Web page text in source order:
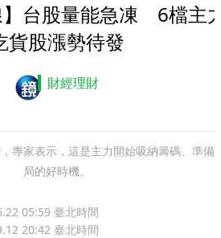
】台股量能急凍 6檔主
貨股漲勢待發
財經理財
專家表示，這是主力開始吸納籌碼、準備
局的好時機。
05:59 臺北時間
20:42 臺北時間